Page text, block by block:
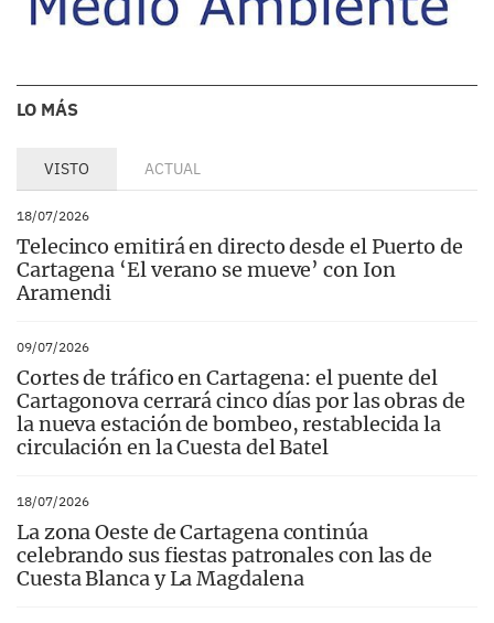
LO MÁS
VISTO ACTUAL
18/07/2026
Telecinco emitirá en directo desde el Puerto de
Cartagena ‘El verano se mueve’ con Ion
Aramendi
09/07/2026
Cortes de tráfico en Cartagena: el puente del
Cartagonova cerrará cinco días por las obras de
la nueva estación de bombeo, restablecida la
circulación en la Cuesta del Batel
18/07/2026
La zona Oeste de Cartagena continúa
celebrando sus fiestas patronales con las de
Cuesta Blanca y La Magdalena